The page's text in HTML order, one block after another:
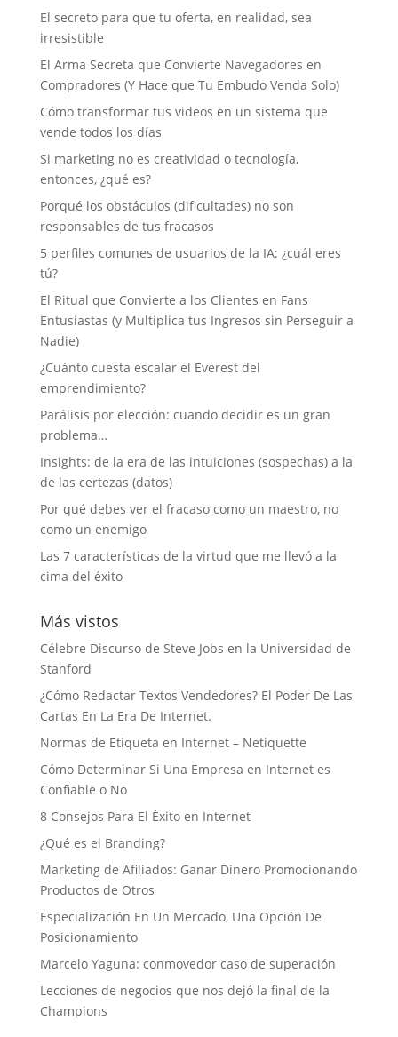
El secreto para que tu oferta, en realidad, sea
irresistible
El Arma Secreta que Convierte Navegadores en
Compradores (Y Hace que Tu Embudo Venda Solo)
Cómo transformar tus videos en un sistema que
vende todos los días
Si marketing no es creatividad o tecnología,
entonces, ¿qué es?
Porqué los obstáculos (dificultades) no son
responsables de tus fracasos
5 perfiles comunes de usuarios de la IA: ¿cuál eres
tú?
El Ritual que Convierte a los Clientes en Fans
Entusiastas (y Multiplica tus Ingresos sin Perseguir a
Nadie)
¿Cuánto cuesta escalar el Everest del
emprendimiento?
Parálisis por elección: cuando decidir es un gran
problema…
Insights: de la era de las intuiciones (sospechas) a la
de las certezas (datos)
Por qué debes ver el fracaso como un maestro, no
como un enemigo
Las 7 características de la virtud que me llevó a la
cima del éxito
Más vistos
Célebre Discurso de Steve Jobs en la Universidad de
Stanford
¿Cómo Redactar Textos Vendedores? El Poder De Las
Cartas En La Era De Internet.
Normas de Etiqueta en Internet – Netiquette
Cómo Determinar Si Una Empresa en Internet es
Confiable o No
8 Consejos Para El Éxito en Internet
¿Qué es el Branding?
Marketing de Afiliados: Ganar Dinero Promocionando
Productos de Otros
Especialización En Un Mercado, Una Opción De
Posicionamiento
Marcelo Yaguna: conmovedor caso de superación
Lecciones de negocios que nos dejó la final de la
Champions